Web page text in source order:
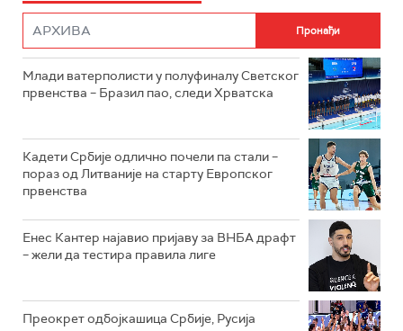
Mлади ватерполисти у полуфиналу Светског
првенства – Бразил пао, следи Хрватска
Кадети Србије одлично почели па стали –
пораз од Литваније на старту Европског
првенства
Енес Кантер најавио пријаву за ВНБА драфт
– жели да тестира правила лиге
Преокрет одбојкашица Србије, Русија